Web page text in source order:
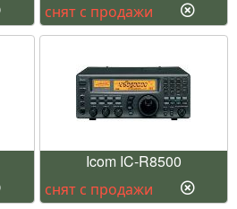
снят с продажи
Icom IC-R8500
снят с продажи